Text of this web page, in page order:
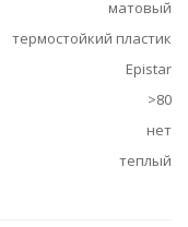
матовый
термостойкий пластик
Epistar
>80
нет
теплый